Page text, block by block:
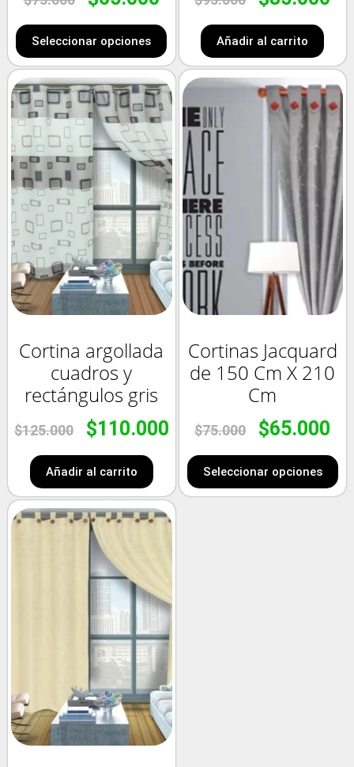
Seleccionar opciones Añadir al carrito
Cortina argollada
cuadros y
rectángulos gris
$125.000 $110.000
Añadir al carrito
Cortinas Jacquard
de 150 Cm X 210
Cm
$75.000 $65.000
Seleccionar opciones